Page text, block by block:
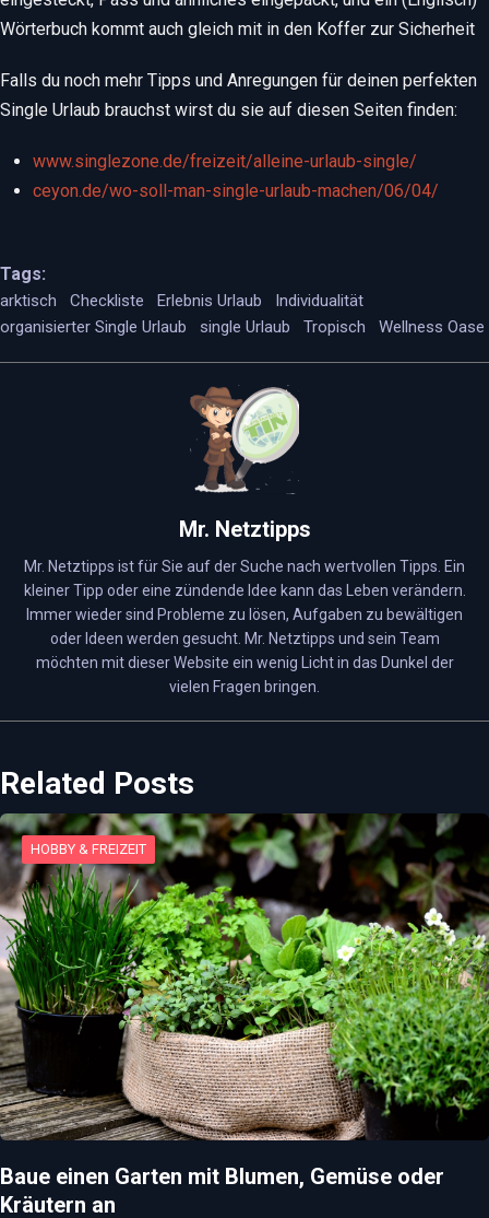
Wörterbuch kommt auch gleich mit in den Koffer zur Sicherheit
Falls du noch mehr Tipps und Anregungen für deinen perfekten
Single Urlaub brauchst wirst du sie auf diesen Seiten finden:
www.singlezone.de/freizeit/alleine-urlaub-single/
ceyon.de/wo-soll-man-single-urlaub-machen/06/04/
Tags:
arktisch Checkliste Erlebnis Urlaub
Individualität
organisierter Single Urlaub
single Urlaub Tropisch Wellness Oase
Mr. Netztipps
Mr. Netztipps ist für Sie auf der Suche nach wertvollen Tipps. Ein
kleiner Tipp oder eine zündende Idee kann das Leben verändern.
Immer wieder sind Probleme zu lösen, Aufgaben zu bewältigen
oder Ideen werden gesucht. Mr. Netztipps und sein Team
möchten mit dieser Website ein wenig Licht in das Dunkel der
vielen Fragen bringen.
Related Posts
HOBBY & FREIZEIT
Baue einen Garten mit Blumen, Gemüse oder
Kräutern an